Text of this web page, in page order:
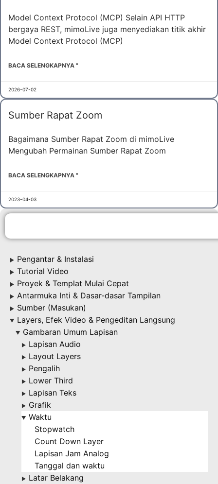
▶ Pengantar & Instalasi
▶ Tutorial Video
▶ Proyek & Templat Mulai Cepat
▶ Antarmuka Inti & Dasar-dasar Tampilan
▶ Sumber (Masukan)
▶ Layers, Efek Video & Pengeditan Langsung
▶ Gambaran Umum Lapisan
▶ Lapisan Audio
▶ Layout Layers
▶ Pengalih
▶ Lower Third
▶ Lapisan Teks
▶ Grafik
▶
Waktu
Stopwatch
Count Down Layer
Lapisan Jam Analog
Tanggal dan waktu
▶ Latar Belakang
Model Context Protocol (MCP) Selain API HTTP
bergaya REST, mimoLive juga menyediakan titik akhir
Model Context Protocol (MCP)
BACA SELENGKAPNYA "
2026-07-02
Sumber Rapat Zoom
Bagaimana Sumber Rapat Zoom di mimoLive
Mengubah Permainan Sumber Rapat Zoom
BACA SELENGKAPNYA "
2023-04-03